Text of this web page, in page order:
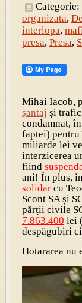
Categorie:
organizata,
interlopa,
presa, Presa,
Mihai Iacob,
șantaj și
condamnat,
faptei) pentru
miliarde lei
interzicerea
fiind
ani! În plus,
solidarcu
Scont SA și
părţii civile
7.863.400 lei (
despăgubiri
Hotararea nu